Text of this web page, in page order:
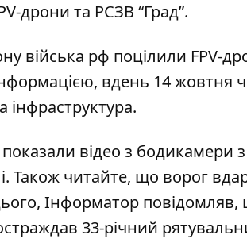
дрони та РСЗВ “Град”.
війська рф поцілили FPV-
вдень 14 жовтня
показали відео з бодикамери
. Також читайте, що ворог
Інформатор повідомляв,
33-річний